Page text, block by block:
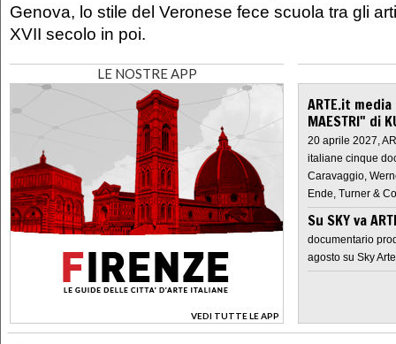
Genova, lo stile del Veronese fece scuola tra gli
XVII secolo in poi.
LE NOSTRE APP
VEDI TUTTE LE APP
>
ARTE.it
MAESTRI" di
20 aprile 2027,
italiane cinque
Caravaggio,
Ende, Turner &
Su SKY va
documentario
agosto su Sky Arte